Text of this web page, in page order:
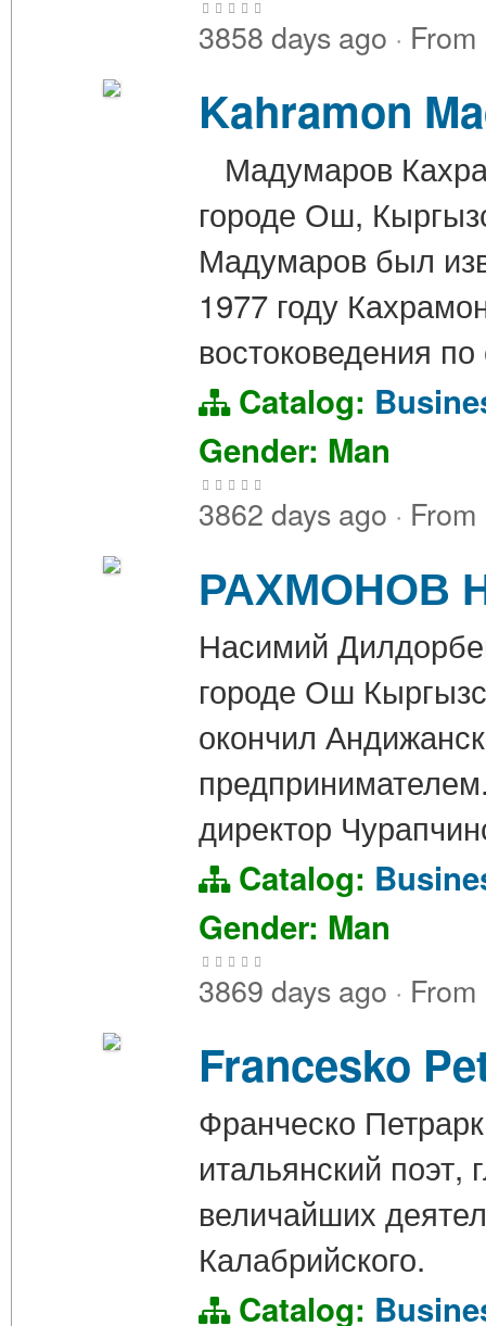
3858 days ago · From
Kahramon
Мадумаров
городе Ош,
Мадумаров был
1977 году
востоковедения
Catalog:
Gender: Man
3862 days ago · From
РАХМОНОВ
Насимий
городе Ош
окончил
директор
Catalog:
Gender: Man
3869 days ago · From
Francesko
Франческо
итальянский поэт,
величайших
Калабрийского.
Catalog: